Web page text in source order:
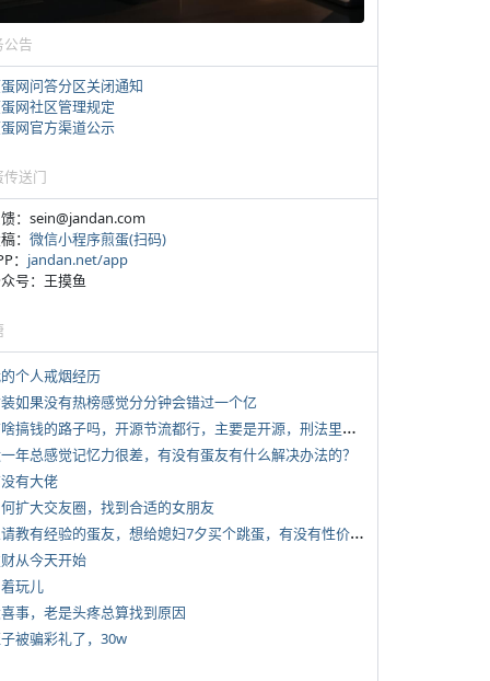
公告
网问答分区关闭通知
网社区管理规定
网官方渠道公示
传送门
：sein@jandan.com
： 微信小程序煎蛋(扫码)
： jandan.net/app
号：王摸鱼
个人戒烟经历
如果没有热榜感觉分分钟会错过一个亿
*
有啥搞钱的路子吗，开源节流都行，主要是开源，刑法里的咱不做
年总感觉记忆力很差，有没有蛋友有什么解决办法的？
有大佬
扩大交友圈，找到合适的女朋友
*
想请教有经验的蛋友，想给媳妇7夕买个跳蛋，有没有性价比高的推荐
从今天开始
玩儿
事，老是头疼总算找到原因
被骗彩礼了，30w